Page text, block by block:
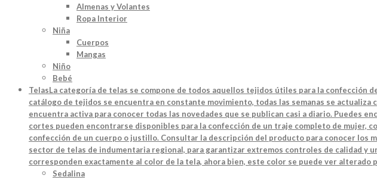
Almenas y Volantes
Ropa Interior
Niña
Cuerpos
Mangas
Niño
Bebé
TelasLa categoría de telas se compone de todos aquellos tejidos útiles para la
catálogo de tejidos se encuentra en constante movimiento, todas las semanas se
encuentra activa para conocer todas las novedades que se publican casi a diario. Puedes
cortes pueden encontrarse disponibles para la confección de un traje completo de mujer,
confección de un cuerpo o justillo. Consultar la descripción del producto para conocer
sector de telas de indumentaria regional, para garantizar extremos controles de calidad y
corresponden exactamente al color de la tela, ahora bien, este color se puede ver alterado
Sedalina